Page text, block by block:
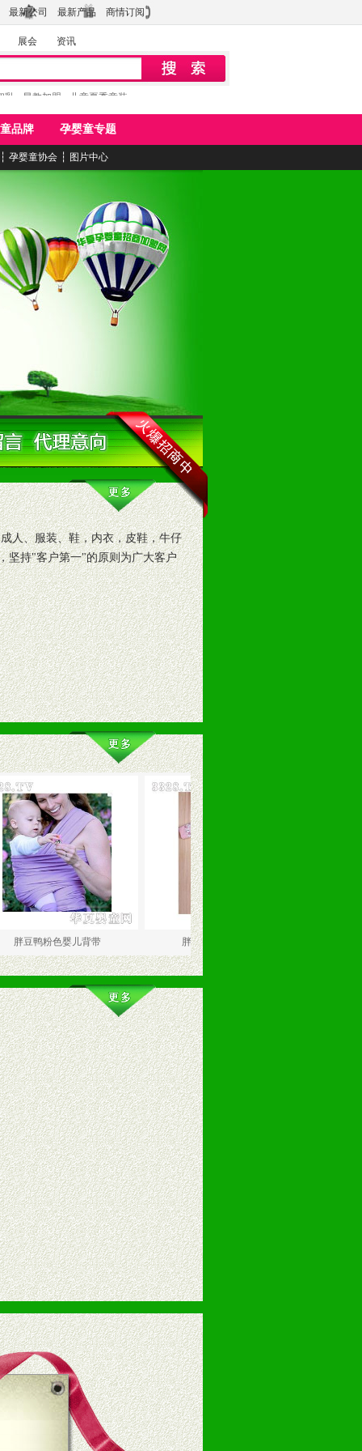
最新公司 最新产品 商情订阅
展会 资讯
乳 早教加盟 儿童夏季童装
品牌 孕婴童专题
┆ 孕婴童协会 ┆ 图片中心
人、服装、鞋，内衣，皮鞋，牛仔
坚持"客户第一"的原则为广大客户
色婴儿背带 胖豆鸭粉色婴儿睡袋